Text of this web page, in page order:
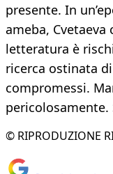
presente. In
ameba,
letteratura è
ricerca ostinata
compromessi.
pericolosamente.
© RIPRODUZIONE